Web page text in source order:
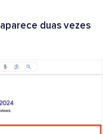
aparece duas vezes